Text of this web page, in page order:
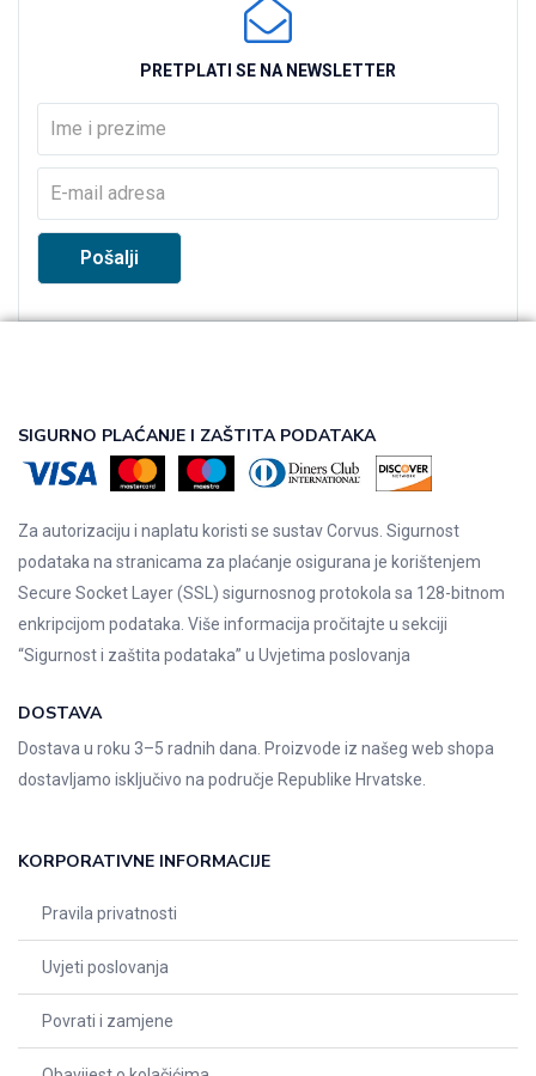
PRETPLATI SE NA NEWSLETTER
SIGURNO PLAĆANJE I ZAŠTITA PODATAKA
Za autorizaciju i naplatu koristi se sustav Corvus. Sigurnost
podataka na stranicama za plaćanje osigurana je korištenjem
Secure Socket Layer (SSL) sigurnosnog protokola sa 128-bitnom
enkripcijom podataka. Više informacija pročitajte u sekciji
“Sigurnost i zaštita podataka” u Uvjetima poslovanja
DOSTAVA
Dostava u roku 3–5 radnih dana. Proizvode iz našeg web shopa
dostavljamo isključivo na područje Republike Hrvatske.
KORPORATIVNE INFORMACIJE
Pravila privatnosti
Uvjeti poslovanja
Povrati i zamjene